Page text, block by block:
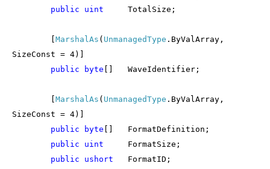
public
uint TotalSize;
MarshalAs ( UnmanagedType .ByValArray,
SizeConst = 4)]
public
byte WaveIdentifier;
MarshalAs ( UnmanagedType .ByValArray,
SizeConst = 4)]
public
byte
FormatDefinition;
public
uint
FormatSize;
public
ushort
FormatID;